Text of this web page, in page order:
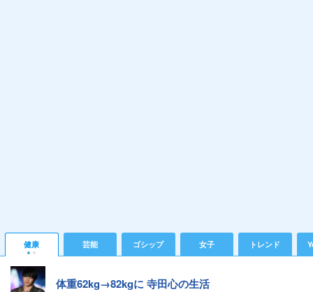
健康 芸能 ゴシップ 女子 トレンド
体重62kg→82kgに 寺田心の生活